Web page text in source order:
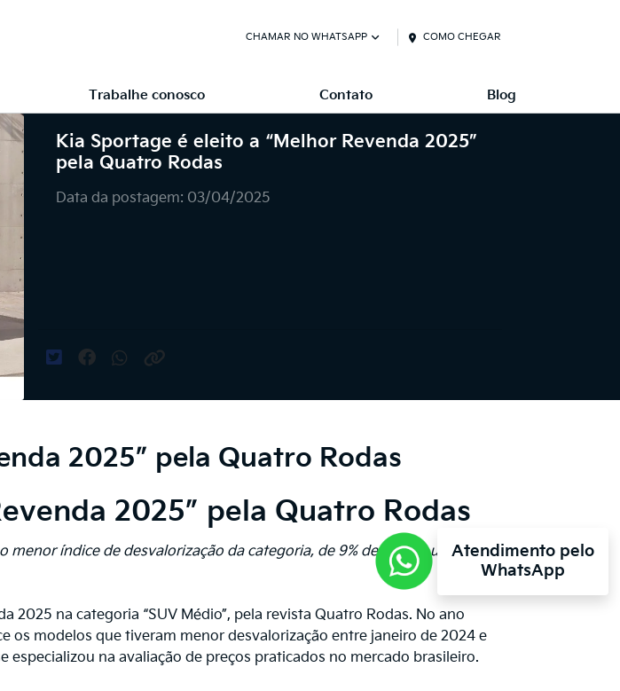
CHAMAR NO WHATSAPP COMO CHEGAR
Trabalhe conosco Contato Blog
Kia Sportage é eleito a “Melhor Revenda 2025”
pela Quatro Rodas
Data da postagem: 03/04/2025
2025” pela Quatro Rodas
2025” pela Quatro Rodas
índice de desvalorização da categoria, de 9% depois de um ano de
2025 na categoria “SUV Médio”, pela revista Quatro Rodas. No ano
os modelos que tiveram menor desvalorização entre janeiro de 2024 e
na avaliação de preços praticados no mercado brasileiro.
Atendimento pelo
WhatsApp